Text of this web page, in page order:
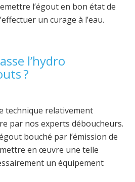
l’égout en bon état de
un curage à l’eau.
l’hydro
?
technique relativement
par nos experts déboucheurs.
bouché par l’émission de
en œuvre une telle
un équipement